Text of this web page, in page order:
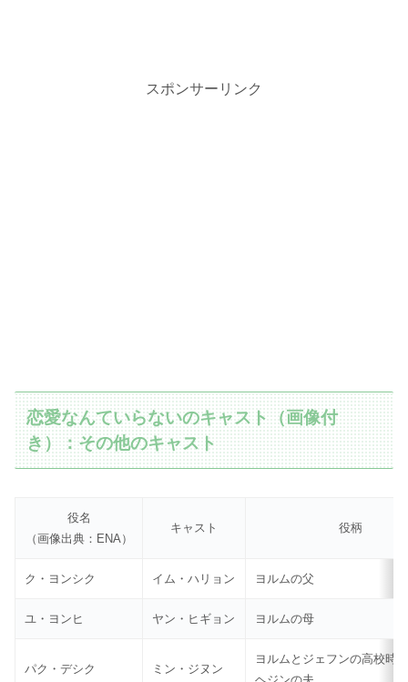
スポンサーリンク
恋愛なんていらないのキャスト（画像付
き）：その他のキャスト
役名
（画像出典：ENA）
キャスト 役柄
ク・ヨンシク イム・ハリョン ヨルムの父
ユ・ヨンヒ ヤン・ヒギョン ヨルムの母
パク・デシク ミン・ジヌン
ヨルムとジェフンの高校時